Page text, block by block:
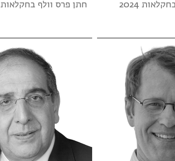
2024 חתן פרס וולף בחקלאות 2024